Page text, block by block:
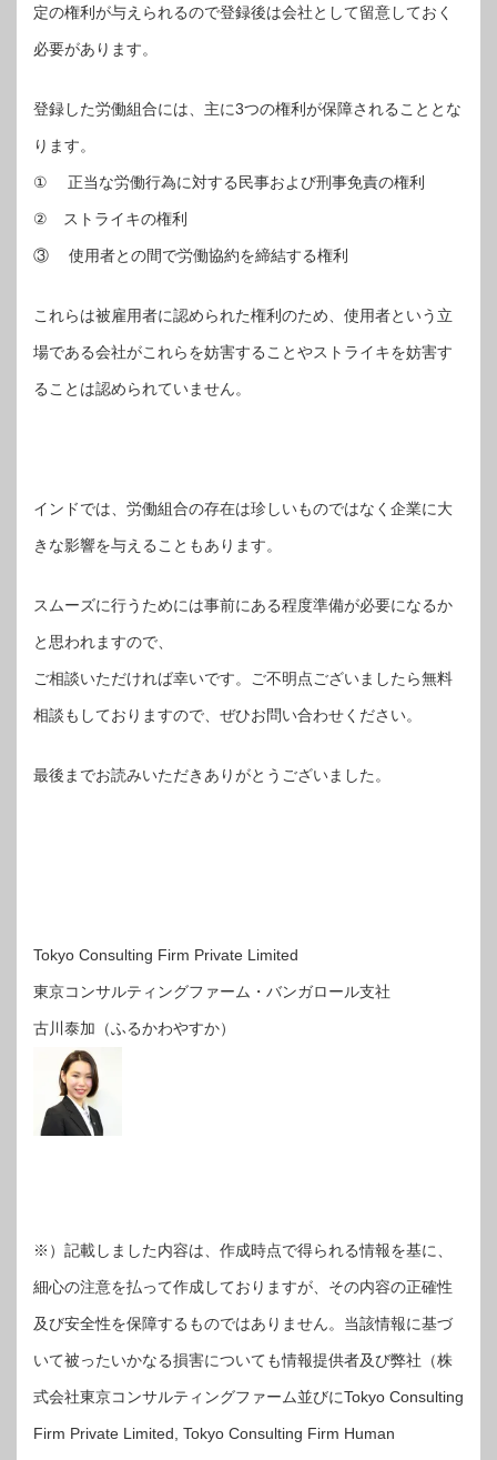
定の権利が与えられるので登録後は会社として留意しておく
必要があります。
登録した労働組合には、主に3つの権利が保障されることとな
ります。
① 正当な労働行為に対する民事および刑事免責の権利
② ストライキの権利
③ 使用者との間で労働協約を締結する権利
これらは被雇用者に認められた権利のため、使用者という立
場である会社がこれらを妨害することやストライキを妨害す
ることは認められていません。
インドでは、労働組合の存在は珍しいものではなく企業に大
きな影響を与えることもあります。
スムーズに行うためには事前にある程度準備が必要になるか
と思われますので、
ご相談いただければ幸いです。ご不明点ございましたら無料
相談もしておりますので、ぜひお問い合わせください。
最後までお読みいただきありがとうございました。
Tokyo Consulting Firm Private Limited
東京コンサルティングファーム・バンガロール支社
古川泰加（ふるかわやすか）
※）記載しました内容は、作成時点で得られる情報を基に、
細心の注意を払って作成しておりますが、その内容の正確性
及び安全性を保障するものではありません。当該情報に基づ
いて被ったいかなる損害についても情報提供者及び弊社（株
式会社東京コンサルティングファーム並びにTokyo Consulting
Firm Private Limited, Tokyo Consulting Firm Human